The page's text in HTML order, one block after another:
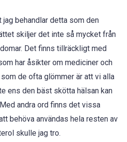
behandlar detta som den
skiljer det inte så mycket från
Det finns tillräckligt med
har åsikter om mediciner och
de ofta glömmer är att vi alla
ens den bäst skötta hälsan kan
andra ord finns det vissa
behöva användas hela resten av
skulle jag tro.